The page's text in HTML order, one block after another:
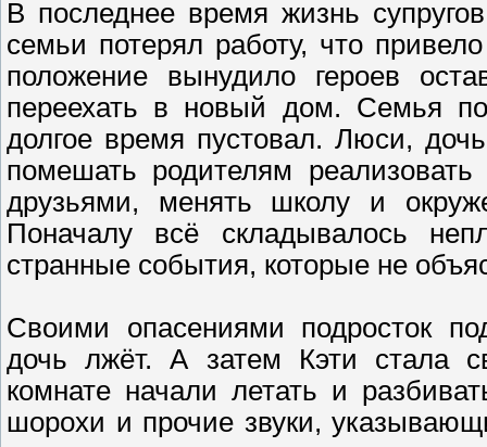
В последнее время жизнь
семьи потерял работу, что
положение вынудило героев
переехать в новый дом. Семья
долгое время пустовал. Люси,
помешать родителям
друзьями, менять школу и
Поначалу всё складывалось
странные события, которые не
Своими опасениями подросток
дочь лжёт. А затем Кэти стала
комнате начали летать и
шорохи и прочие звуки,